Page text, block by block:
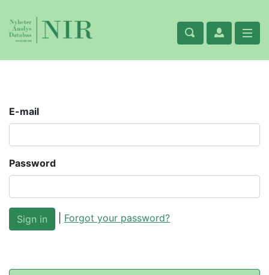
E-mail
Password
Forgot your password?